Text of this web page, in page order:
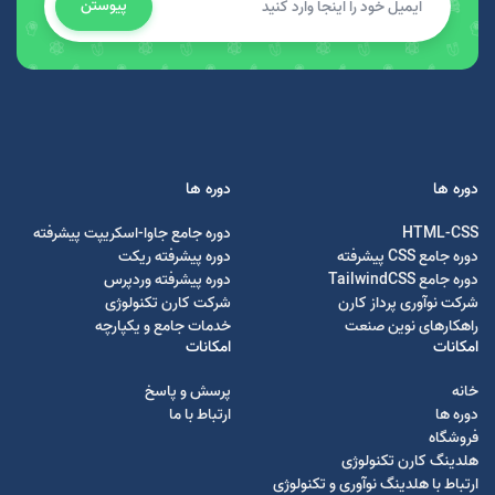
پیوستن
دوره ها
HTML-CSS
دوره جامع CSS پیشرفته
دوره جامع TailwindCSS
شرکت نوآوری پرداز کارن
راهکارهای نوین صنعت
دوره ها
دوره جامع جاوا-اسکریپت پیشرفته
دوره پیشرفته ریکت
دوره پیشرفته وردپرس
شرکت کارن تکنولوژی
خدمات جامع و یکپارچه
امکانات
خانه
دوره ها
فروشگاه
هلدینگ کارن تکنولوژی
ارتباط با هلدینگ نوآوری و تکنولوژی
امکانات
پرسش و پاسخ
ارتباط با ما